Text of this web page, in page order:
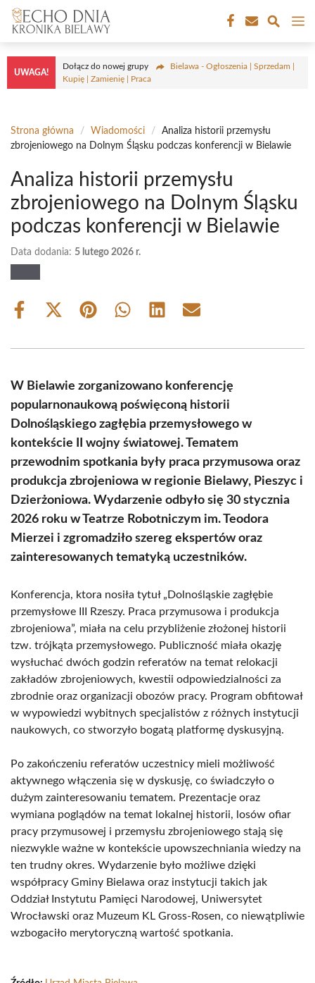
Przejdź
treści
UWAGA!
Dołącz do nowej grupy
Bielawa - Ogłoszenia | Sprzedam |
Kupię | Zamienię | Praca
Strona główna / Wiadomości /
Analiza historii przemysłu
zbrojeniowego na Dolnym Śląsku podczas konferencji w Bielawie
Analiza historii przemysłu
zbrojeniowego na Dolnym Śląsku
podczas konferencji w Bielawie
Data dodania: 5 lutego 2026 r.
Share
Share
(Twitter)
Share Share Share Share
W Bielawie zorganizowano konferencję
popularnonaukową poświęconą historii
Dolnośląskiego zagłębia przemysłowego w
kontekście II wojny światowej. Tematem
przewodnim spotkania były praca przymusowa oraz
produkcja zbrojeniowa w regionie Bielawy, Pieszyc i
Dzierżoniowa. Wydarzenie odbyło się 30 stycznia
2026 roku w Teatrze Robotniczym im. Teodora
Mierzei i zgromadziło szereg ekspertów oraz
zainteresowanych tematyką uczestników.
Konferencja, ktora nosiła tytuł „Dolnośląskie zagłębie
przemysłowe III Rzeszy. Praca przymusowa i produkcja
zbrojeniowa”, miała na celu przybliżenie złożonej historii
tzw. trójkąta przemysłowego. Publiczność miała okazję
wysłuchać dwóch godzin referatów na temat relokacji
zakładów zbrojeniowych, kwestii odpowiedzialności za
zbrodnie oraz organizacji obozów pracy. Program obfitował
w wypowiedzi wybitnych specjalistów z różnych instytucji
naukowych, co stworzyło bogatą platformę dyskusyjną.
Po zakończeniu referatów uczestnicy mieli możliwość
aktywnego włączenia się w dyskusję, co świadczyło o
dużym zainteresowaniu tematem. Prezentacje oraz
wymiana poglądów na temat lokalnej historii, losów ofiar
pracy przymusowej i przemysłu zbrojeniowego stają się
niezwykle ważne w kontekście upowszechniania wiedzy na
ten trudny okres. Wydarzenie było możliwe dzięki
współpracy Gminy Bielawa oraz instytucji takich jak
Oddział Instytutu Pamięci Narodowej, Uniwersytet
Wrocławski oraz Muzeum KL Gross-Rosen, co niewątpliwie
wzbogaciło merytoryczną wartość spotkania.